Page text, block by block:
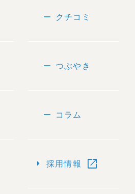
remove クチコミ
remove つぶやき
remove コラム
arrow_right 採用情報 open_in_new